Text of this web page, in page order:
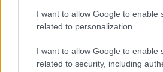
I want to allow Google to enable
related to personalization.
I want to allow Google to enable
related to security, including